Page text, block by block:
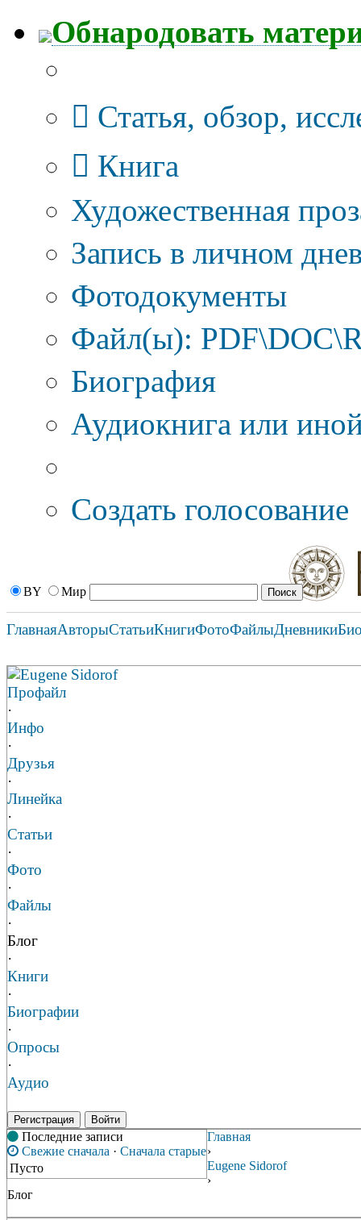
Обнародовать
Статья, обзор,
Книга
Художественная
Запись в личном
Фотодокументы
Файл(ы):
Биография
Аудиокнига или
Создать голосование
BY Мир
ГлавнаяАвторыСтатьиКнигиФотоФайлыДневники
Eugene Sidorof
Профайл
·
Инфо
·
Друзья
·
Линейка
·
Статьи
·
Фото
·
Файлы
·
Блог
·
Книги
·
Биографии
·
Опросы
·
Аудио
Регистрация Войти
Последние записи
Свежие сначала · Сначала старые
Пусто
Главная
›
Eugene Sidorof
›
Блог